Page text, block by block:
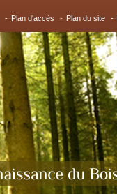
- Plan d'accès - Plan du site -